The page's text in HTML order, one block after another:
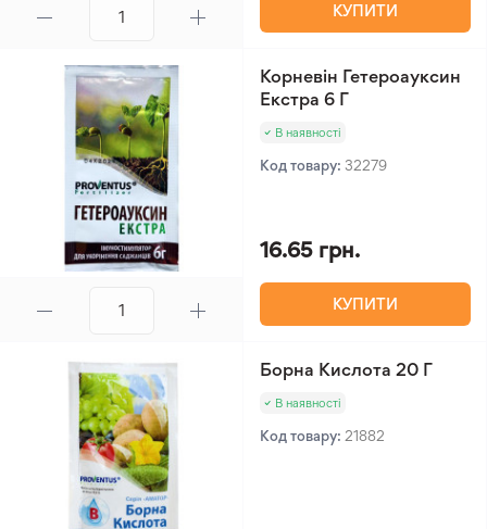
КУПИТИ
Корневін Гетероауксин
Екстра 6 Г
В наявності
Код товару: 32279
16.65 грн.
КУПИТИ
Борна Кислота 20 Г
В наявності
Код товару: 21882